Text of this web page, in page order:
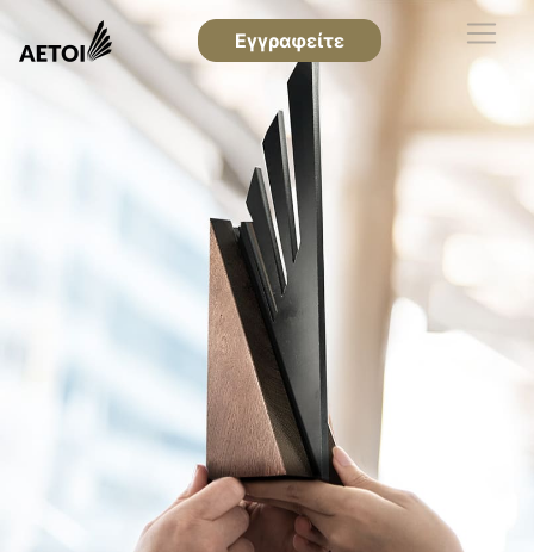
Εγγραφείτε